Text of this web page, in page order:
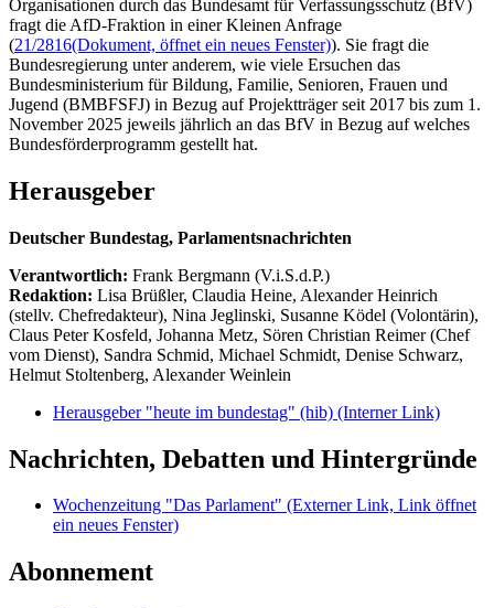
Organisationen durch das Bundesamt für Verfassungsschutz (BfV)
fragt die AfD-Fraktion in einer Kleinen Anfrage
(21/2816(Dokument, öffnet ein neues Fenster)). Sie fragt die
Bundesregierung unter anderem, wie viele Ersuchen das
Bundesministerium für Bildung, Familie, Senioren, Frauen und
Jugend (BMBFSFJ) in Bezug auf Projektträger seit 2017 bis zum 1.
November 2025 jeweils jährlich an das BfV in Bezug auf welches
Bundesförderprogramm gestellt hat.
Herausgeber
Deutscher Bundestag, Parlamentsnachrichten
Verantwortlich: Frank Bergmann (V.i.S.d.P.)
Redaktion: Lisa Brüßler, Claudia Heine, Alexander Heinrich
(stellv. Chefredakteur), Nina Jeglinski, Susanne Ködel (Volontärin),
Claus Peter Kosfeld, Johanna Metz, Sören Christian Reimer (Chef
vom Dienst), Sandra Schmid, Michael Schmidt, Denise Schwarz,
Helmut Stoltenberg, Alexander Weinlein
Herausgeber "heute im bundestag" (hib) (Interner Link)
Nachrichten, Debatten und Hintergründe
Wochenzeitung "Das Parlament" (Externer Link, Link öffnet
ein neues Fenster)
Abonnement